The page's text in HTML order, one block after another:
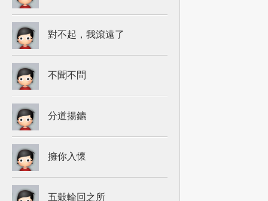
對不起，我滾遠了
不聞不問
分道揚鑣
擁你入懷
五穀輪回之所